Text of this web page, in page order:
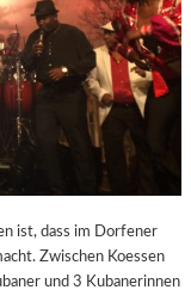
ist, dass im Dorfener
Zwischen Koessen
und 3 Kubanerinnen